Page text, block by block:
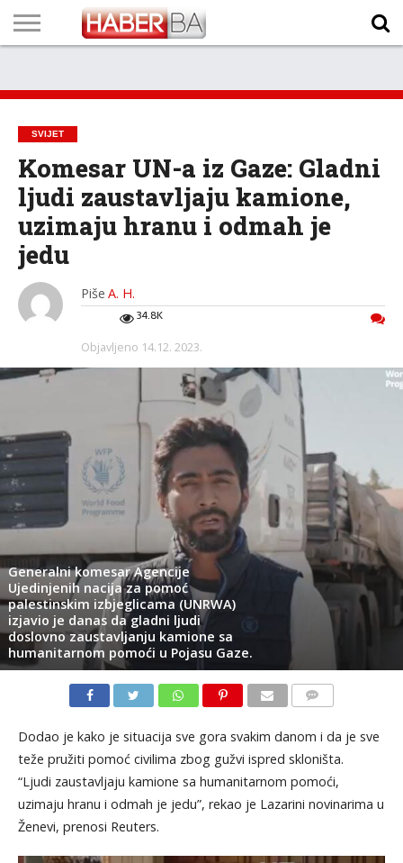
TECH
PROGRAM
PROGNOZA
PUTEVIMA
LISTA
NAMA
SVIJET
Komesar UN-a iz Gaze: Gladni
ljudi zaustavljaju kamione,
uzimaju hranu i odmah je
jedu
Piše A. H.
34.8K
Objavljeno 14.12. 2023.
Generalni komesar Agencije
Ujedinjenih nacija za pomoć
palestinskim izbjeglicama (UNRWA)
izjavio je danas da gladni ljudi
doslovno zaustavljanju kamione sa
humanitarnom pomoći u Pojasu Gaze.
Dodao je kako je situacija sve gora svakim danom i da je sve
teže pružiti pomoć civilima zbog gužvi ispred skloništa.
“Ljudi zaustavljaju kamione sa humanitarnom pomoći,
uzimaju hranu i odmah je jedu”, rekao je Lazarini novinarima u
Ženevi, prenosi Reuters.